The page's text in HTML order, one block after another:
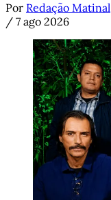
Por Redação Matinal
/ 7 ago 2026